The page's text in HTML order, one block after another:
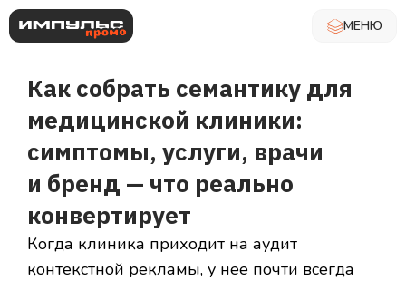
МЕНЮ
Как собрать семантику для
медицинской клиники:
симптомы, услуги, врачи
и бренд — что реально
конвертирует
Когда клиника приходит на аудит
контекстной рекламы, у нее почти всегда